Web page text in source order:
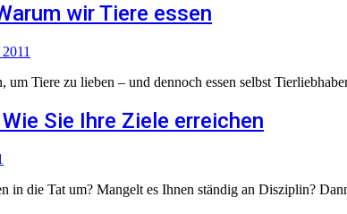
wir Tiere essen
um Tiere zu lieben – und dennoch essen selbst
Sie Ihre Ziele erreichen
in die Tat um? Mangelt es Ihnen ständig an Disziplin?